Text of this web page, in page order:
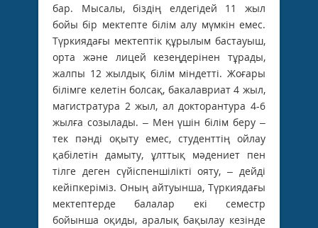
бар. Мысалы, біздің елдегідей 11 жыл
бойы бір мектепте білім алу мүмкін емес.
Түркиядағы мектептік құрылым бастауыш,
орта және лицей кезеңдерінен тұрады,
жалпы 12 жылдық білім міндетті. Жоғары
білімге келетін болсақ, бакалавриат 4 жыл,
магистратура 2 жыл, ал докторантура 4-6
жылға созылады. – Мен үшін білім беру –
тек пәнді оқыту емес, студенттің ойлау
қабілетін дамыту, ұлттық мәдениет пен
тілге деген сүйіспеншілікті ояту, – дейді
кейіпкеріміз. Оның айтуынша, Түркиядағы
мектептерде балалар екі семестр
бойынша оқиды, аралық бақылау кезінде